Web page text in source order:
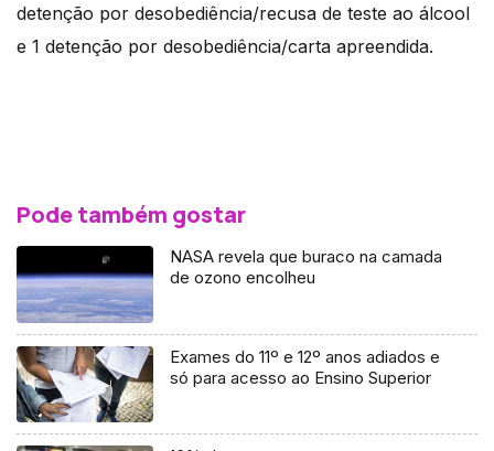
detenção por desobediência/recusa de teste ao álcool
e 1 detenção por desobediência/carta apreendida.
Pode também gostar
NASA revela que buraco na camada
de ozono encolheu
Exames do 11º e 12º anos adiados e
só para acesso ao Ensino Superior